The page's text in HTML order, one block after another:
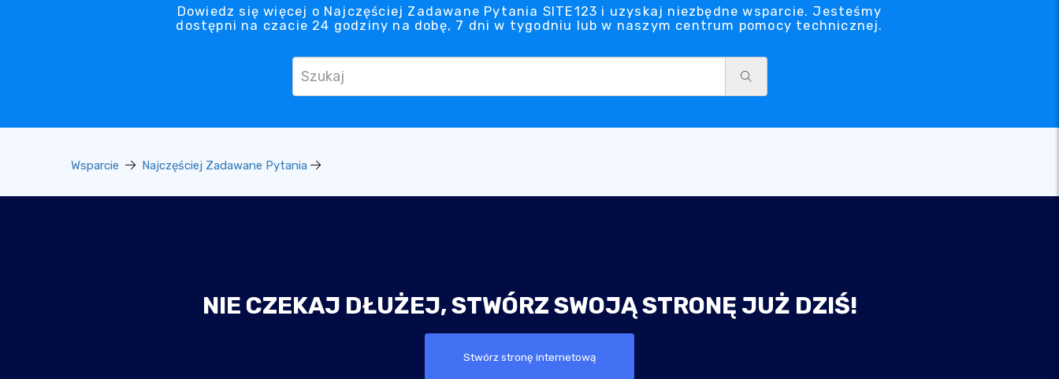
Dowiedz się więcej o Najczęściej Zadawane Pytania SITE123 i uzyskaj niezbędne wsparcie. Jesteśmy
dostępni na czacie 24 godziny na dobę, 7 dni w tygodniu lub w naszym centrum pomocy technicznej.
Wsparcie Najczęściej Zadawane Pytania
NIE CZEKAJ DŁUŻEJ, STWÓRZ SWOJĄ STRONĘ JUŻ DZIŚ!
Stwórz stronę internetową